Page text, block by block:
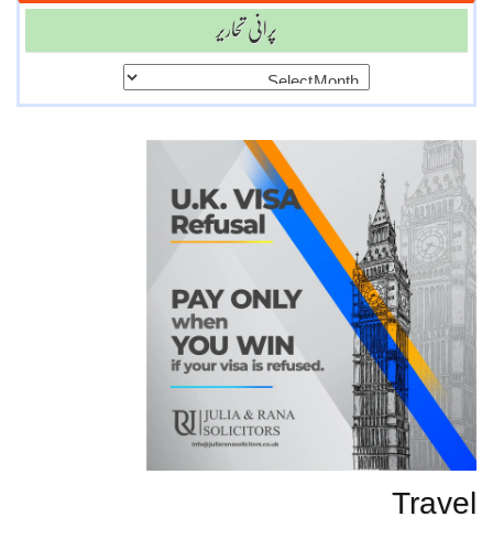
پرانی تحاریر
Travel